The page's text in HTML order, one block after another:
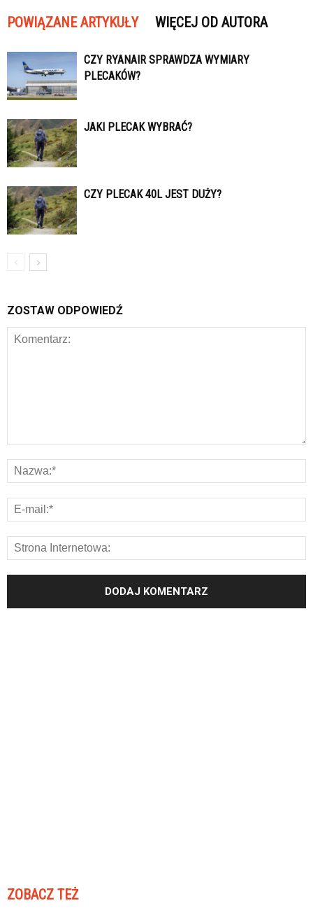
POWIĄZANE ARTYKUŁY WIĘCEJ OD AUTORA
CZY RYANAIR SPRAWDZA WYMIARY
PLECAKÓW?
JAKI PLECAK WYBRAĆ?
CZY PLECAK 40L JEST DUŻY?
ZOSTAW ODPOWIEDŹ
ZOBACZ TEŻ